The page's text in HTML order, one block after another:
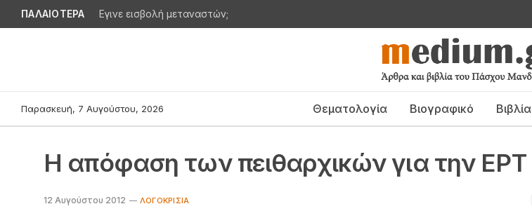
ΠΑΛΑΙΟΤΕΡΑ Εγινε εισβολή μεταναστών;
Παρασκευή, 7 Αυγούστου, 2026 Θεματολογία Βιογραφικό Βιβλία
Η απόφαση των πειθαρχικών για την ΕΡΤ
12 Αυγούστου 2012 ΛΟΓΟΚΡΙΣΊΑ